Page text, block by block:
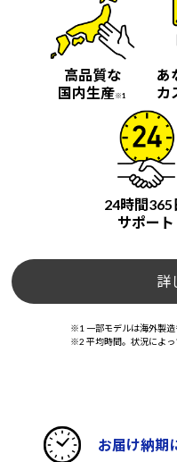
高品質な
国内生産※1
あ
カ
24時間365
サポート
詳
※1 一部モデルは海外製造
※2 平均時間。状況によっ
お届け納期